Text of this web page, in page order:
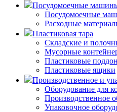
Посудомоечные
Посудомоечные
Расходные
Пластиковая тара
Складские и
Мусорные
Пластиковые
Пластиковые ящики
Производственное и
Оборудование для
Производственное
Упаковочное